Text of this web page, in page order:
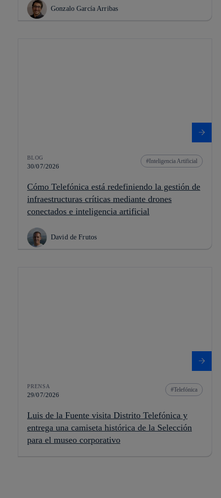
Gonzalo García Arribas
BLOG
30/07/2026
Inteligencia Artificial
Cómo Telefónica está redefiniendo la gestión de
infraestructuras críticas mediante drones
conectados e inteligencia artificial
David de Frutos
PRENSA
29/07/2026
Telefónica
Luis de la Fuente visita Distrito Telefónica y
entrega una camiseta histórica de la Selección
para el museo corporativo